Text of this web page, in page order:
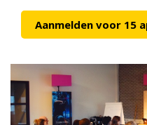
Aanmelden voor 15